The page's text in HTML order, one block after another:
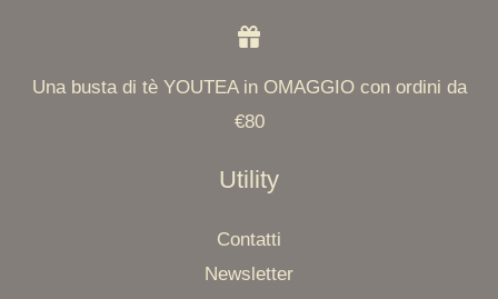
Una busta di tè YOUTEA in OMAGGIO con ordini da
€80
Utility
Contatti
Newsletter